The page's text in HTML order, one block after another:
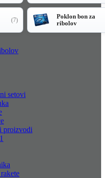
(7)
Poklon bon za
ribolov
setovi
proizvodi